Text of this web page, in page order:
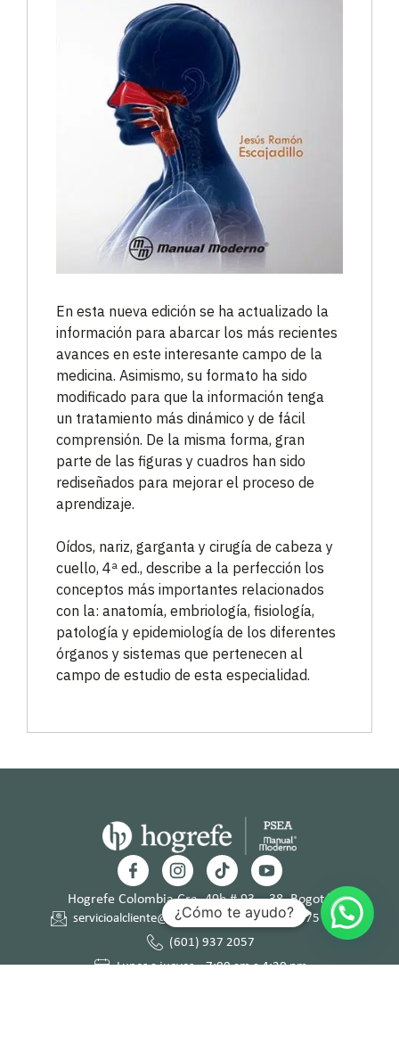
En esta nueva edición se ha actualizado la
información para abarcar los más recientes
avances en este interesante campo de la
medicina. Asimismo, su formato ha sido
modificado para que la información tenga
un tratamiento más dinámico y de fácil
comprensión. De la misma forma, gran
parte de las figuras y cuadros han sido
rediseñados para mejorar el proceso de
aprendizaje.
Oídos, nariz, garganta y cirugía de cabeza y
cuello, 4ª ed., describe a la perfección los
conceptos más importantes relacionados
con la: anatomía, embriología, fisiología,
patología y epidemiología de los diferentes
órganos y sistemas que pertenecen al
campo de estudio de esta especialidad.
Hogrefe Colombia Cra. 49b # 93 – 38, Bogotá
servicioalcliente@hogrefe.co
+57 321 475 8010
(601) 937 2057
Lunes a jueves – 7:00 am a 4:30 pm
¿Cómo te ayudo?